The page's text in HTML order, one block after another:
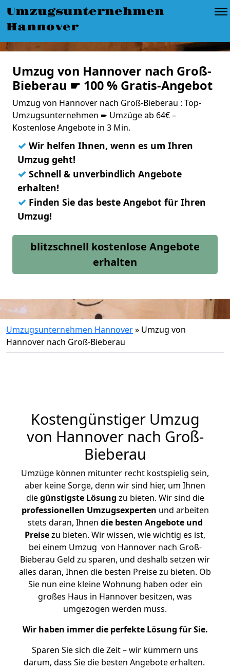
Umzugsunternehmen
Hannover
Umzug von Hannover nach Groß-
Bieberau ☛ 100 % Gratis-Angebot
Umzug von Hannover nach Groß-Bieberau : Top-
Umzugsunternehmen ➨ Umzüge ab 64€ –
Kostenlose Angebote in 3 Min.
✓ Wir helfen Ihnen, wenn es um Ihren
Umzug geht!
✓ Schnell & unverbindlich Angebote
erhalten!
✓ Finden Sie das beste Angebot für Ihren
Umzug!
blitzschnell kostenlose Angebote
erhalten
Umzugsunternehmen Hannover» Umzug von
Hannover nach Groß-Bieberau
Kostengünstiger Umzug
von Hannover nach Groß-
Bieberau
Umzüge können mitunter recht kostspielig sein,
aber keine Sorge, denn wir sind hier, um Ihnen
diegünstigste Lösung zu bieten. Wir sind die
professionellen Umzugsexperten und arbeiten
stets daran, Ihnen die besten Angebote und
Preisezu bieten. Wir wissen, wie wichtig es ist,
bei einem Umzug von Hannover nach Groß-
Bieberau Geld zu sparen, und deshalb setzen wir
alles daran, Ihnen die besten Preise zu bieten. Ob
Sie nun eine kleine Wohnung haben oder ein
großes Haus in Hannover besitzen, was
umgezogen werden muss.
Wir haben immer die perfekte Lösung für Sie.
Sparen Sie sich die Zeit – wir kümmern uns
darum, dass Sie die besten Angebote erhalten.